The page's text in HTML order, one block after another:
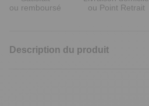
ou remboursé
ou Point Retrait
Description du produit